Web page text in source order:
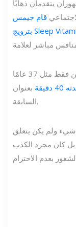
يتقدمان ذهابًا
قام جيمس
للأسف ، لا يبدو أن هناك مصالحة بين الاثنين فقط مثل 37 عامًا
بعنوان 'Bye Sister' تنادي صديقتها
السابقة.
ولم يكن يتعلق
بل كان مجرد الكذب